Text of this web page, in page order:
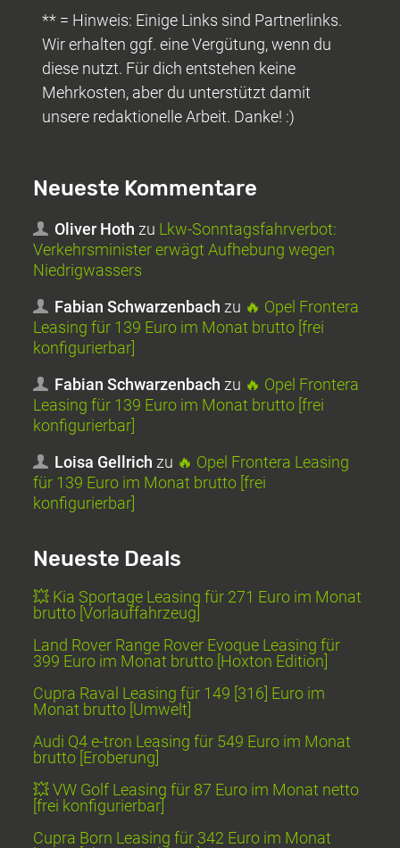
** = Hinweis: Einige Links sind Partnerlinks.
Wir erhalten ggf. eine Vergütung, wenn du
diese nutzt. Für dich entstehen keine
Mehrkosten, aber du unterstützt damit
unsere redaktionelle Arbeit. Danke! :)
Neueste Kommentare
Oliver Hoth zu Lkw-Sonntagsfahrverbot:
Verkehrsminister erwägt Aufhebung wegen
Niedrigwassers
Fabian Schwarzenbach zu 🔥 Opel Frontera
Leasing für 139 Euro im Monat brutto [frei
konfigurierbar]
Fabian Schwarzenbach zu 🔥 Opel Frontera
Leasing für 139 Euro im Monat brutto [frei
konfigurierbar]
Loisa Gellrich zu 🔥 Opel Frontera Leasing
für 139 Euro im Monat brutto [frei
konfigurierbar]
Neueste Deals
💥 Kia Sportage Leasing für 271 Euro im Monat
brutto [Vorlauffahrzeug]
Land Rover Range Rover Evoque Leasing für
399 Euro im Monat brutto [Hoxton Edition]
Cupra Raval Leasing für 149 [316] Euro im
Monat brutto [Umwelt]
Audi Q4 e-tron Leasing für 549 Euro im Monat
brutto [Eroberung]
💥 VW Golf Leasing für 87 Euro im Monat netto
[frei konfigurierbar]
Cupra Born Leasing für 342 Euro im Monat